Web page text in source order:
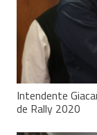
Intendente
de Rally 2020